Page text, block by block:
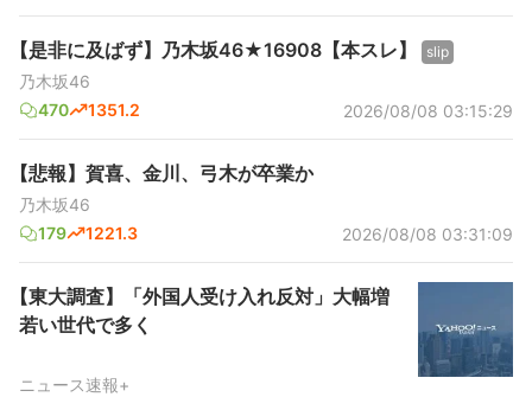
【是非に及ばず】乃木坂46★16908【本スレ】 slip
乃木坂46
470
1351.2 2026/08/08 03:15:29
【悲報】賀喜、金川、弓木が卒業か
乃木坂46
179
1221.3 2026/08/08 03:31:09
【東大調査】「外国人受け入れ反対」大幅増
若い世代で多く
ニュース速報+